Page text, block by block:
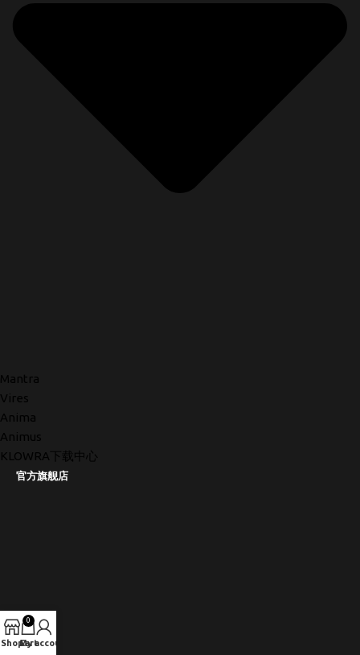
Mantra
Vires
Anima
Animus
KLOWRA下载中心
官方旗舰店
Shop
0
Cart
My account